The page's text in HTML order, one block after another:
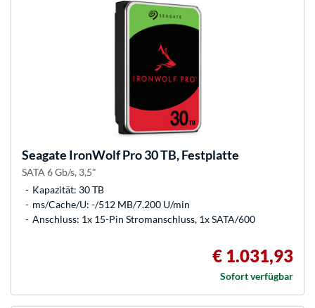
Seagate IronWolf Pro 30 TB, Festplatte
SATA 6 Gb/s, 3,5"
Kapazität: 30 TB
ms/Cache/U: -/512 MB/7.200 U/min
Anschluss: 1x 15-Pin Stromanschluss, 1x SATA/600
€ 1.031,93
Sofort verfügbar